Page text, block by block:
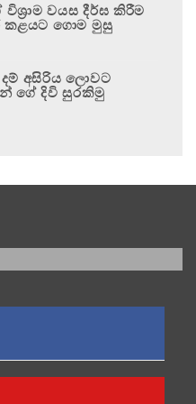
වයස දීර්ඝ කිරීම
කළයට ගොම මුසු
අසිරිය ලොවට
ගේ දිවි සුරකිමු